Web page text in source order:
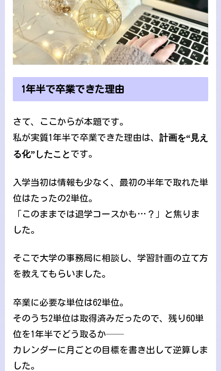
1年半で卒業できた理由
さて、ここからが本題です。
私が実質1年半で卒業できた理由は、 計画を“見え
る化”したこと です。
入学当初は情報も少なく、最初の半年で取れた単
位はたったの2単位。
「このままでは退学コースかも…？」と焦りま
した。
そこで大学の事務局に相談し、学習計画の立て方
を教えてもらいました。
卒業に必要な単位は62単位。
そのうち2単位は取得済みだったので、残り60単
位を1年半でどう取るか──
カレンダーに月ごとの目標を書き出して逆算しま
した。